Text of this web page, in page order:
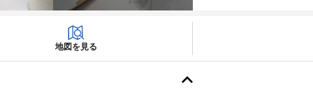
地図を見る